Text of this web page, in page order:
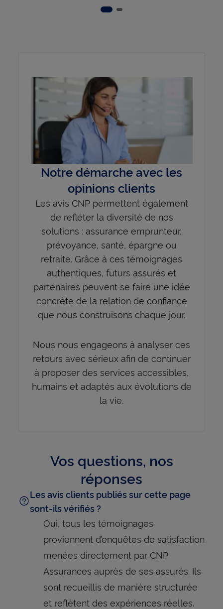
Notre démarche avec les
opinions clients
Les avis CNP permettent également
de refléter la diversité de nos
solutions : assurance emprunteur,
prévoyance, santé, épargne ou
retraite. Grâce à ces témoignages
authentiques, futurs assurés et
partenaires peuvent se faire une idée
concrète de la relation de confiance
que nous construisons chaque jour.
Nous nous engageons à analyser ces
retours avec sérieux afin de continuer
à proposer des services accessibles,
humains et adaptés aux évolutions de
la vie.
Vos questions, nos
réponses
Les avis clients publiés sur cette page
sont-ils vérifiés ?
Oui, tous les témoignages
proviennent d’enquêtes de satisfaction
menées directement par CNP
Assurances auprès de ses assurés. Ils
sont recueillis de manière structurée
et reflètent des expériences réelles.